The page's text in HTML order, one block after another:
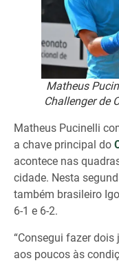
Matheus
Challenger de
Matheus Pucinelli
a chave principal do
acontece nas
cidade. Nesta
também brasileiro
6-1 e 6-2.
“Consegui fazer
aos poucos às